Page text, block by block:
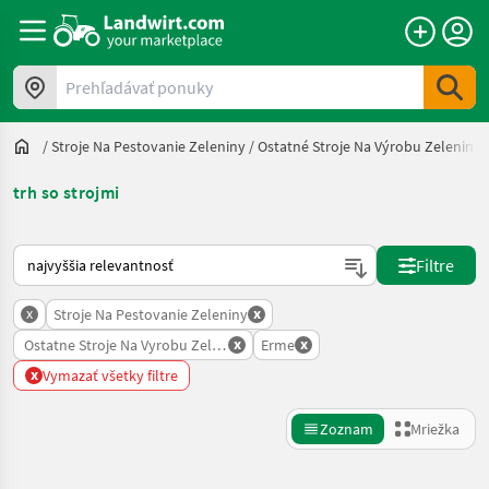
Prehľadávať ponuky
/Stroje Na Pestovanie Zeleniny /Ostatné Stroje Na Výrobu Zeleniny
trh so strojmi
Takto sa vykonáva triedenie na Landwirt.com
Filtre
x Stroje Na Pestovanie Zeleniny x
Ostatne Stroje Na Vyrobu Zeleniny
x Erme x
x Vymazať všetky filtre
Zoznam Mriežka